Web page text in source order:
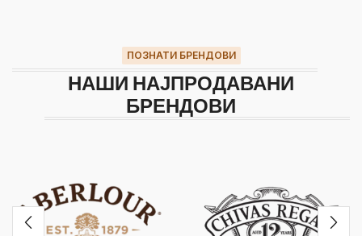
ПОЗНАТИ БРЕНДОВИ
НАШИ НАЈПРОДАВАНИ
БРЕНДОВИ